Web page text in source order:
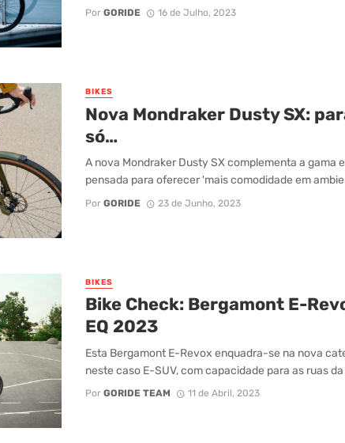
Por GORIDE 16 de Julho, 2023
BIKES
Nova Mondraker Dusty SX:
só…
A nova Mondraker Dusty SX complementa a gama
pensada para oferecer 'mais comodidade em
Por GORIDE 23 de Junho, 2023
BIKES
Bike Check: Bergamont E-
EQ 2023
Esta Bergamont E-Revox enquadra-se na nova
neste caso E-SUV, com capacidade para as ruas
Por GORIDE TEAM 11 de Abril, 2023